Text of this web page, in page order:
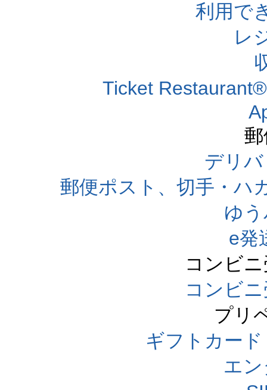
利用で
レ
Ticket
デリ
郵便ポスト、切手・ハ
ゆ
e発
コンビ
コンビ
プリ
ギフトカー
エ